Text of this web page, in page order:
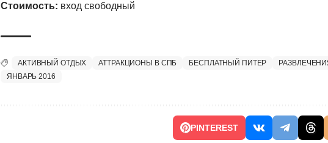
Стоимость: вход свободный
АКТИВНЫЙ ОТДЫХ АТТРАКЦИОНЫ В СПБ БЕСПЛАТНЫЙ ПИТЕР
ЯНВАРЬ 2016
PINTEREST